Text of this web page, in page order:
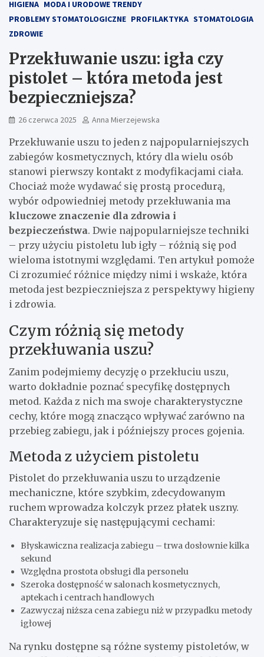
HIGIENA MODA I URODOWE TRENDY
PROBLEMY STOMATOLOGICZNE PROFILAKTYKA STOMATOLOGIA
ZDROWIE
Przekłuwanie uszu: igła czy
pistolet – która metoda jest
bezpieczniejsza?
26 czerwca 2025 Anna Mierzejewska
Przekłuwanie uszu to jeden z najpopularniejszych
zabiegów kosmetycznych, który dla wielu osób
stanowi pierwszy kontakt z modyfikacjami ciała.
Chociaż może wydawać się prostą procedurą,
wybór odpowiedniej metody przekłuwania ma
kluczowe znaczenie dla zdrowia i
bezpieczeństwa. Dwie najpopularniejsze techniki
– przy użyciu pistoletu lub igły – różnią się pod
wieloma istotnymi względami. Ten artykuł pomoże
Ci zrozumieć różnice między nimi i wskaże, która
metoda jest bezpieczniejsza z perspektywy higieny
i zdrowia.
Czym różnią się metody
przekłuwania uszu?
Zanim podejmiemy decyzję o przekłuciu uszu,
warto dokładnie poznać specyfikę dostępnych
metod. Każda z nich ma swoje charakterystyczne
cechy, które mogą znacząco wpływać zarówno na
przebieg zabiegu, jak i późniejszy proces gojenia.
Metoda z użyciem pistoletu
Pistolet do przekłuwania uszu to urządzenie
mechaniczne, które szybkim, zdecydowanym
ruchem wprowadza kolczyk przez płatek uszny.
Charakteryzuje się następującymi cechami:
Błyskawiczna realizacja zabiegu – trwa dosłownie kilka
sekund
Względna prostota obsługi dla personelu
Szeroka dostępność w salonach kosmetycznych,
aptekach i centrach handlowych
Zazwyczaj niższa cena zabiegu niż w przypadku metody
igłowej
Na rynku dostępne są różne systemy pistoletów, w